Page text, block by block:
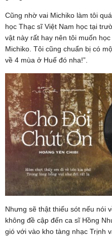
Cũng nhờ vai Michiko làm tôi
học Thạc sĩ Việt Nam học tại
vật này rất hay nên tôi muốn
Michiko. Tôi cũng chuẩn bị có
về 4 mùa ở Huế đó nha!”.
Nhưng sẽ thật thiếu sót nếu nói
không đề cập đến ca sĩ Hồng
gió với vào kho tàng nhạc Trịnh